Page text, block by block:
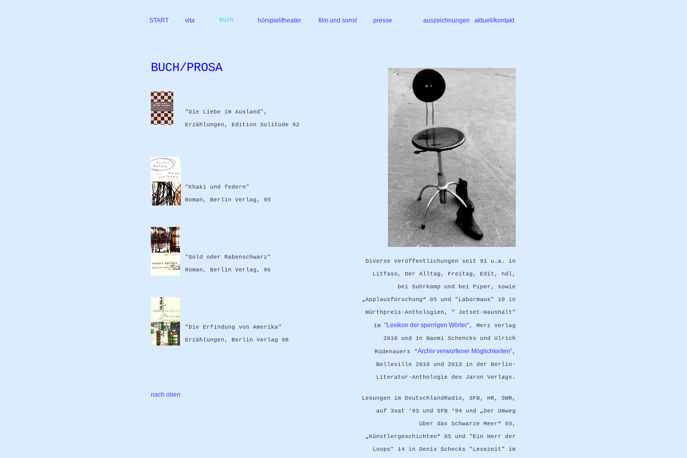
START vita buch hörspiel/theater film und sonst presse auszeichnungen aktuell/kontakt
BUCH/PROSA
Diverse Veröffentlichungen seit 91 u.a. in
Litfass, Der Alltag, Freitag, Edit, ndl,
bei Suhrkamp und bei Piper, sowie
„Applausforschung“ 05 und "Labormaus" 10 in
Würthpreis-Anthologien, " Jetset-Haushalt"
im "Lexikon der sperrigen Wörter", Merz Verlag
2010 und in Naomi Schencks und Ulrich
Rüdenauers "Archiv verworfener Möglichkeiten",
Belleville 2010 und 2013 in der Berlin-
Literatur-Anthologie des Jaron Verlags.
Lesungen im DeutschlandRadio, SFB, HR, SWR,
auf 3sat ‘93 und SFB ‘94 und „Der Umweg
über das Schwarze Meer“ 03,
„Künstlergeschichten“ 05 und "Ein Herr der
Loops" 14 in Denis Schecks "Lesezeit" im
"Die Liebe im Ausland",
Erzählungen, Edition Solitude 92
"Khaki und federn"
Roman, Berlin Verlag, 95
"Gold oder Rabenschwarz"
Roman, Berlin Verlag, 96
"Die Erfindung von Amerika"
Erzählungen, Berlin Verlag 98
nach oben